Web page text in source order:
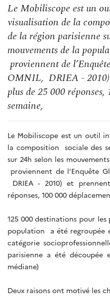
Le Mobiliscope est un
visualisation de la
de la région parisienne
mouvements de la
proviennent de
OMNIL, DRIEA - 2010)
plus de 25 000
semaine,
Le Mobiliscope est un outil
la composition sociale des
sur 24h selon les
proviennent de l’Enquête
DRIEA - 2010) et
réponses, 100 000
125 000 destinations pour les
population a été regroupée
catégorie
parisienne a été découpée
médiane)
Deux raisons ont motivé les